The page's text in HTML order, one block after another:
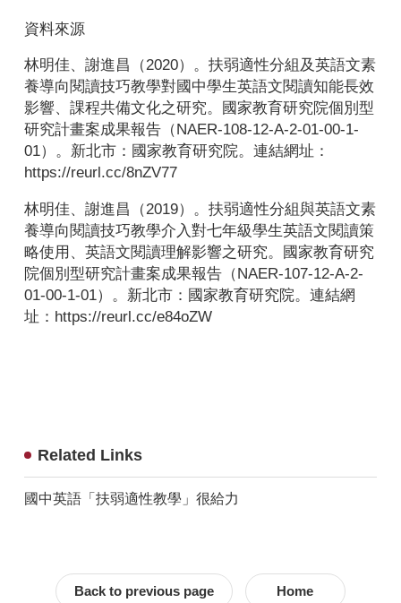
資料來源
林明佳、謝進昌（2020）。扶弱適性分組及英語文素
養導向閱讀技巧教學對國中學生英語文閱讀知能長效
影響、課程共備文化之研究。國家教育研究院個別型
研究計畫案成果報告（NAER-108-12-A-2-01-00-1-
01）。新北市：國家教育研究院。連結網址：
https://reurl.cc/8nZV77
林明佳、謝進昌（2019）。扶弱適性分組與英語文素
養導向閱讀技巧教學介入對七年級學生英語文閱讀策
略使用、英語文閱讀理解影響之研究。國家教育研究
院個別型研究計畫案成果報告（NAER-107-12-A-2-
01-00-1-01）。新北市：國家教育研究院。連結網
址： https://reurl.cc/e84oZW
Related Links
國中英語「扶弱適性教學」很給力
Back to previous page Home